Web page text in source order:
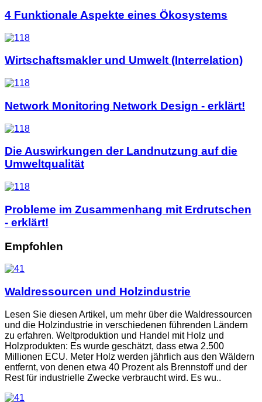
4 Funktionale Aspekte eines Ökosystems
Wirtschaftsmakler und Umwelt (Interrelation)
Network Monitoring Network Design - erklärt!
Die Auswirkungen der Landnutzung auf die
Umweltqualität
Probleme im Zusammenhang mit Erdrutschen
- erklärt!
Empfohlen
Waldressourcen und Holzindustrie
Lesen Sie diesen Artikel, um mehr über die Waldressourcen
und die Holzindustrie in verschiedenen führenden Ländern
zu erfahren. Weltproduktion und Handel mit Holz und
Holzprodukten: Es wurde geschätzt, dass etwa 2.500
Millionen ECU. Meter Holz werden jährlich aus den Wäldern
entfernt, von denen etwa 40 Prozent als Brennstoff und der
Rest für industrielle Zwecke verbraucht wird. Es wu..